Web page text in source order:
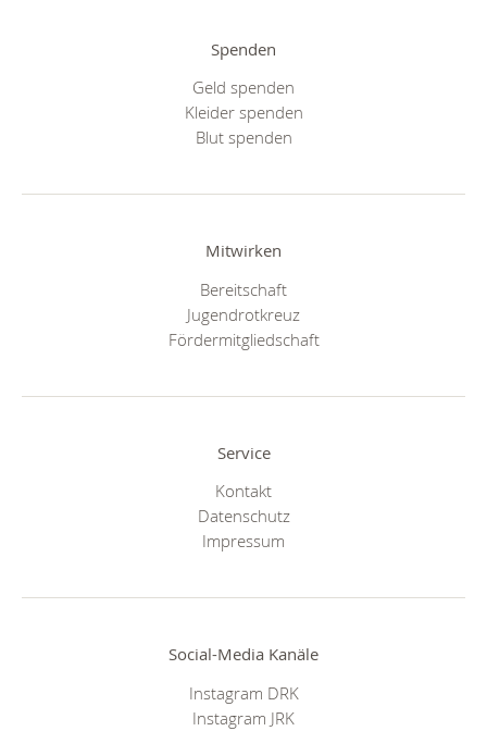
Spenden
Geld spenden
Kleider spenden
Blut spenden
Mitwirken
Bereitschaft
Jugendrotkreuz
Fördermitgliedschaft
Service
Kontakt
Datenschutz
Impressum
Social-Media Kanäle
Instagram DRK
Instagram JRK